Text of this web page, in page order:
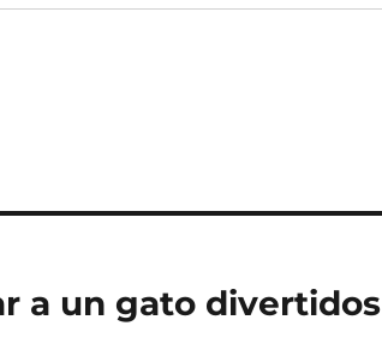
a un gato divertidos